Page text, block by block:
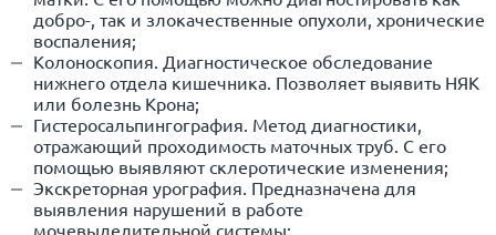
добро-, так и злокачественные опухоли, хронические
воспаления;
Колоноскопия. Диагностическое обследование
нижнего отдела кишечника. Позволяет выявить НЯК
или болезнь Крона;
Гистеросальпингография. Метод диагностики,
отражающий проходимость маточных труб. С его
помощью выявляют склеротические изменения;
Экскреторная урография. Предназначена для
выявления нарушений в работе
мочевыделительной системы;